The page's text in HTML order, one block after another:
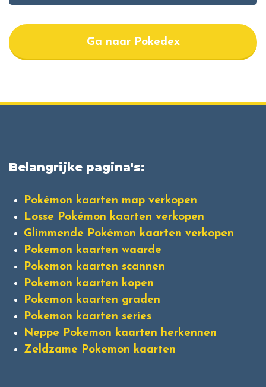
Ga naar Pokedex
Belangrijke pagina's:
Pokémon kaarten map verkopen
Losse Pokémon kaarten verkopen
Glimmende Pokémon kaarten verkopen
Pokemon kaarten waarde
Pokemon kaarten scannen
Pokemon kaarten kopen
Pokemon kaarten graden
Pokemon kaarten series
Neppe Pokemon kaarten herkennen
Zeldzame Pokemon kaarten